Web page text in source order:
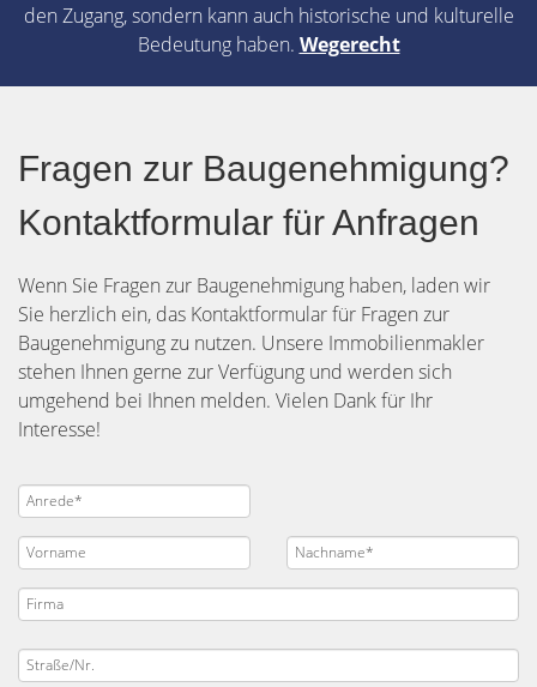
den Zugang, sondern kann auch historische und kulturelle
Bedeutung haben. Wegerecht
Fragen zur Baugenehmigung?
Kontaktformular für Anfragen
Wenn Sie Fragen zur Baugenehmigung haben, laden wir
Sie herzlich ein, das Kontaktformular für Fragen zur
Baugenehmigung zu nutzen. Unsere Immobilienmakler
stehen Ihnen gerne zur Verfügung und werden sich
umgehend bei Ihnen melden. Vielen Dank für Ihr
Interesse!